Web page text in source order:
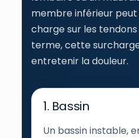
membre inférieur
charge sur les tendons
terme, cette
entretenir la douleur.
1. Bassin
Un bassin instable,